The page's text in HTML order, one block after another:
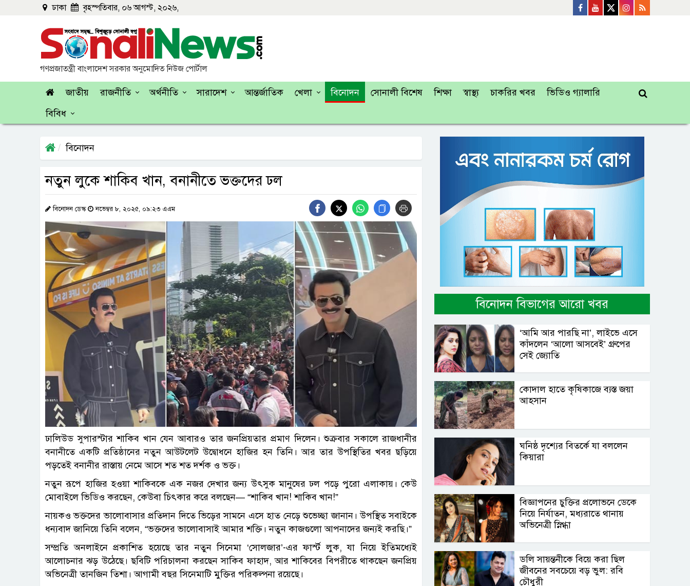
ঢাকা বৃহস্পতিবার, ০৬ আগস্ট, ২০২৬,
গণপ্রজাতন্ত্রী বাংলাদেশ সরকার অনুমোদিত নিউজ পোর্টাল
জাতীয় রাজনীতি অর্থনীতি সারাদেশ আন্তর্জাতিক খেলা বিনোদন সোনালী বিশেষ শিক্ষা স্বাস্থ্য চাকরির খবর
ভিডিও গ্যালারি
বিবিধ
বিনোদন
নতুন লুকে শাকিব খান, বনানীতে ভক্তদের ঢল
বিনোদন ডেস্ক নভেম্বর ৮, ২০২৫, ০৯:২৩ এএম
ঢালিউড সুপারস্টার শাকিব খান যেন আবারও তার জনপ্রিয়তার প্রমাণ দিলেন। শুক্রবার সকালে রাজধানীর
বনানীতে একটি প্রতিষ্ঠানের নতুন আউটলেট উদ্বোধনে হাজির হন তিনি। আর তার উপস্থিতির খবর ছড়িয়ে
পড়তেই বনানীর রাস্তায় নেমে আসে শত শত দর্শক ও ভক্ত।
নতুন রূপে হাজির হওয়া শাকিবকে এক নজর দেখার জন্য উৎসুক মানুষের ঢল পড়ে পুরো এলাকায়। কেউ
মোবাইলে ভিডিও করছেন, কেউবা চিৎকার করে বলছেন— “শাকিব খান! শাকিব খান!”
নায়কও ভক্তদের ভালোবাসার প্রতিদান দিতে ভিড়ের সামনে এসে হাত নেড়ে শুভেচ্ছা জানান। উপস্থিত সবাইকে
ধন্যবাদ জানিয়ে তিনি বলেন, “ভক্তদের ভালোবাসাই আমার শক্তি। নতুন কাজগুলো আপনাদের জন্যই করছি।”
সম্প্রতি অনলাইনে প্রকাশিত হয়েছে তার নতুন সিনেমা ‘সোলজার’-এর ফার্স্ট লুক, যা নিয়ে ইতিমধ্যেই
আলোচনার ঝড় উঠেছে। ছবিটি পরিচালনা করছেন সাকিব ফাহাদ, আর শাকিবের বিপরীতে থাকছেন জনপ্রিয়
অভিনেত্রী তানজিন তিশা। আগামী বছর সিনেমাটি মুক্তির পরিকল্পনা রয়েছে।
বিনোদন বিভাগের আরো খবর
‘আমি আর পারছি না’, লাইভে এসে
কাঁদলেন ‘আলো আসবেই’ গ্রুপের
সেই জ্যোতি
কোদাল হাতে কৃষিকাজে ব্যস্ত জয়া
আহসান
ঘনিষ্ঠ দৃশ্যের বিতর্কে যা বললেন
কিয়ারা
বিজ্ঞাপনের চুক্তির প্রলোভনে ডেকে
নিয়ে নির্যাতন, মধ্যরাতে থানায়
অভিনেত্রী স্নিগ্ধা
ডলি সায়ন্তনীকে বিয়ে করা ছিল
জীবনের সবচেয়ে বড় ভুল: রবি
চৌধুরী